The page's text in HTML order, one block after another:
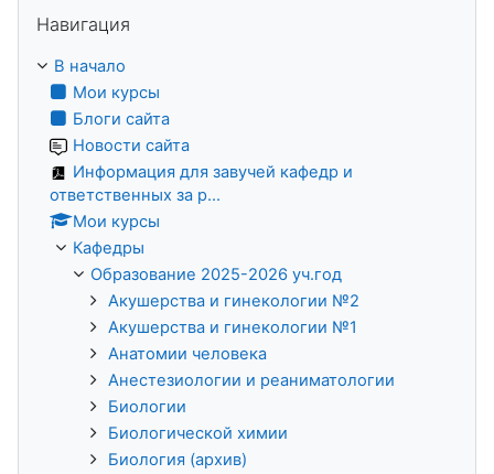
Навигация
В начало
Мои курсы
Блоги сайта
Новости сайта
Информация для завучей кафедр и
ответственных за р...
Мои курсы
Кафедры
Образование 2025-2026 уч.год
Акушерства и гинекологии №2
Акушерства и гинекологии №1
Анатомии человека
Анестезиологии и реаниматологии
Биологии
Биологической химии
Биология (архив)